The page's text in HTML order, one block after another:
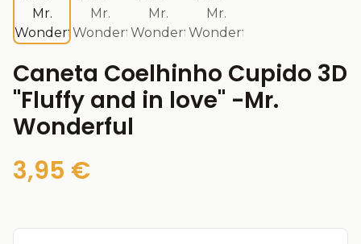
Caneta Coelhinho Cupido 3D
"Fluffy and in love" -Mr.
Wonderful
3,95 €